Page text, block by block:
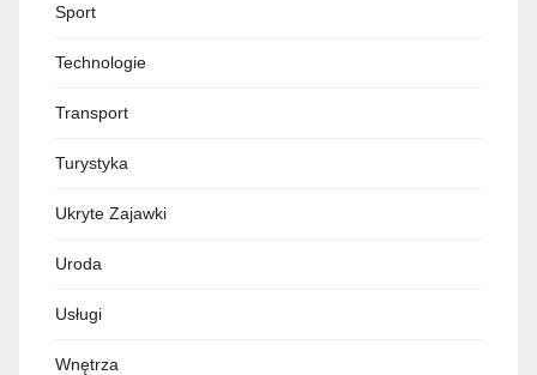
Sport
Technologie
Transport
Turystyka
Ukryte Zajawki
Uroda
Usługi
Wnętrza